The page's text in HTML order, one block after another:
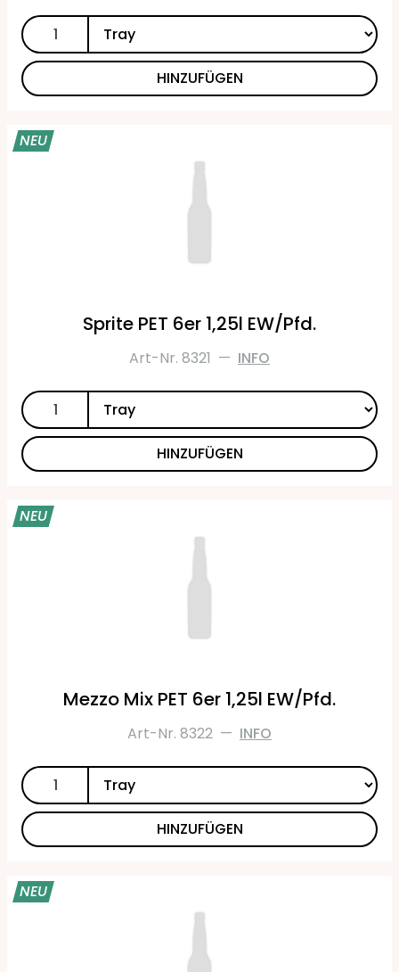
HINZUFÜGEN
NEU
Sprite PET 6er 1,25l EW/Pfd.
Art-Nr. 8321 — INFO
HINZUFÜGEN
NEU
Mezzo Mix PET 6er 1,25l EW/Pfd.
Art-Nr. 8322 — INFO
HINZUFÜGEN
NEU